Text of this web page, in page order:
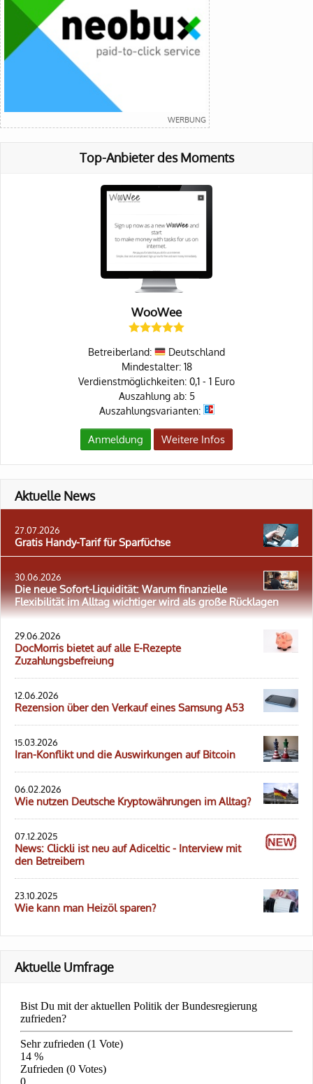
Top-Anbieter des Moments
WooWee
Betreiberland:
Deutschland
Mindestalter: 18
Verdienstmöglichkeiten: 0,1 - 1 Euro
Auszahlung ab: 5
Auszahlungsvarianten:
Anmeldung Weitere Infos
Aktuelle News
27.07.2026
Gratis Handy-Tarif für Sparfüchse
30.06.2026
Die neue Sofort-Liquidität: Warum finanzielle
Flexibilität im Alltag wichtiger wird als große Rücklagen
29.06.2026
DocMorris bietet auf alle E-Rezepte
Zuzahlungsbefreiung
12.06.2026
Rezension über den Verkauf eines Samsung A53
15.03.2026
Iran-Konflikt und die Auswirkungen auf Bitcoin
06.02.2026
Wie nutzen Deutsche Kryptowährungen im Alltag?
07.12.2025
News: Clickli ist neu auf Adiceltic - Interview mit
den Betreibern
23.10.2025
Wie kann man Heizöl sparen?
Aktuelle Umfrage